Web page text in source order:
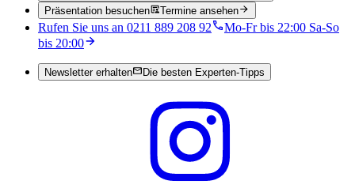
Präsentation besuchen
Termine ansehen
Rufen Sie uns an 0211 889 208 92
Mo-Fr bis 22:00 Sa-So
bis 20:00
Newsletter erhalten Die besten Experten-Tipps